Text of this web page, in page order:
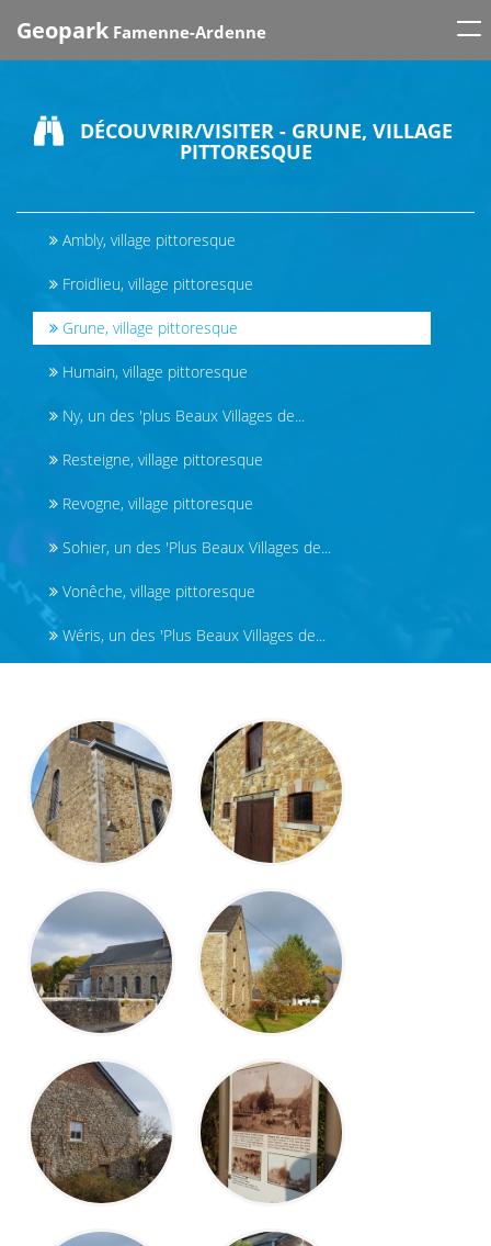
Geopark Famenne-Ardenne
DÉCOUVRIR/VISITER - GRUNE, VILLAGE
PITTORESQUE
Ambly, village pittoresque
Froidlieu, village pittoresque
Grune, village pittoresque
Humain, village pittoresque
Ny, un des 'plus Beaux Villages de...
Resteigne, village pittoresque
Revogne, village pittoresque
Sohier, un des 'Plus Beaux Villages de...
Vonêche, village pittoresque
Wéris, un des 'Plus Beaux Villages de...